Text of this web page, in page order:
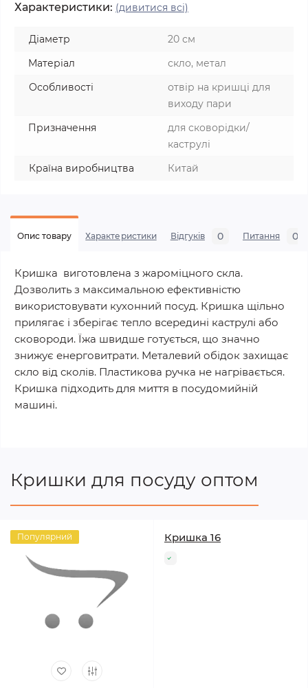
Характеристики: (дивитися всі)
Діаметр
20 см
Матеріал
скло, метал
Особливості
отвір на кришці для
виходу пари
Призначення
для сковорідки/
каструлі
Країна виробництва
Китай
Опис товару Характеристики Відгуків 0 Питання 0
Кришка виготовлена з жароміцного скла.
Дозволить з максимальною ефективністю
використовувати кухонний посуд. Кришка щільно
прилягає і зберігає тепло всередині каструлі або
сковороди. Їжа швидше готується, що значно
знижує енерговитрати. Металевий обідок захищає
скло від сколів. Пластикова ручка не нагрівається.
Кришка підходить для миття в посудомийній
машині.
Кришки для посуду оптом
Популярний Кришка 16